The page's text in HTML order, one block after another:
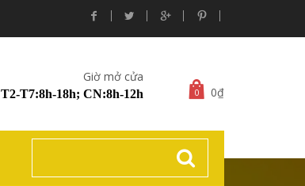
Giờ mở cửa
T2-T7:8h-18h; CN:8h-12h 0 0₫